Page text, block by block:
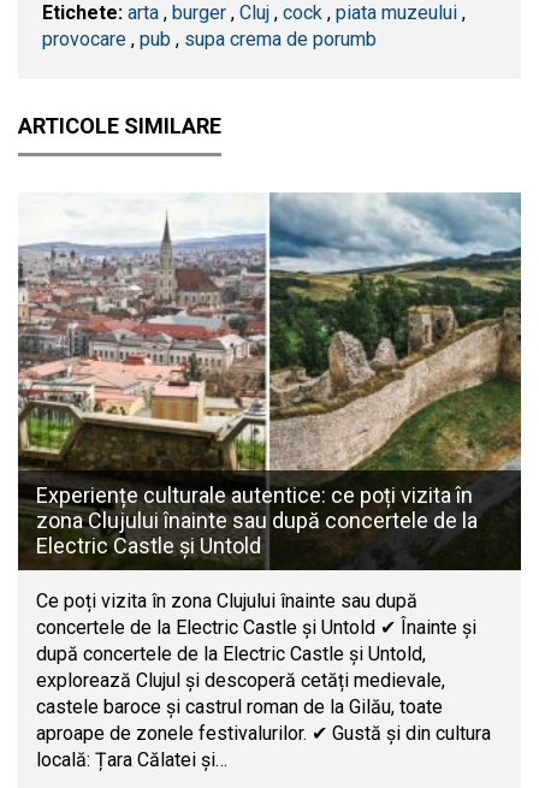
Etichete: arta , burger , ​Cluj , cock , piata muzeului ,
provocare , pub , supa crema de porumb
ARTICOLE SIMILARE
Experiențe culturale autentice: ce poți vizita în
zona Clujului înainte sau după concertele de la
Electric Castle și Untold
Ce poți vizita în zona Clujului înainte sau după
concertele de la Electric Castle și Untold ✔ Înainte și
după concertele de la Electric Castle și Untold,
explorează Clujul și descoperă cetăți medievale,
castele baroce și castrul roman de la Gilău, toate
aproape de zonele festivalurilor. ✔ Gustă și din cultura
locală: Țara Călatei și…